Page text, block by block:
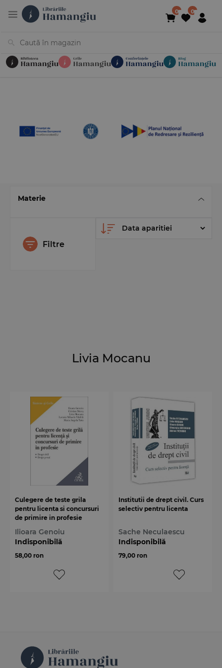
Materie
Filtre
Livia Mocanu
Culegere de teste grila
pentru licenta si concursuri
de primire in profesie
Ilioara Genoiu
Indisponibilă
58,00 ron
Institutii de drept civil. Curs
selectiv pentru licenta
Sache Neculaescu
Indisponibilă
79,00 ron